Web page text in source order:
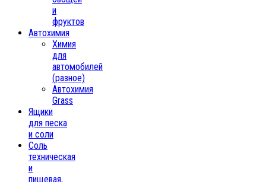
и
фруктов
Автохимия
Химия
для
автомобилей
(разное)
Автохимия
Grass
Ящики
для песка
и соли
Соль
техническая
и
пищевая,